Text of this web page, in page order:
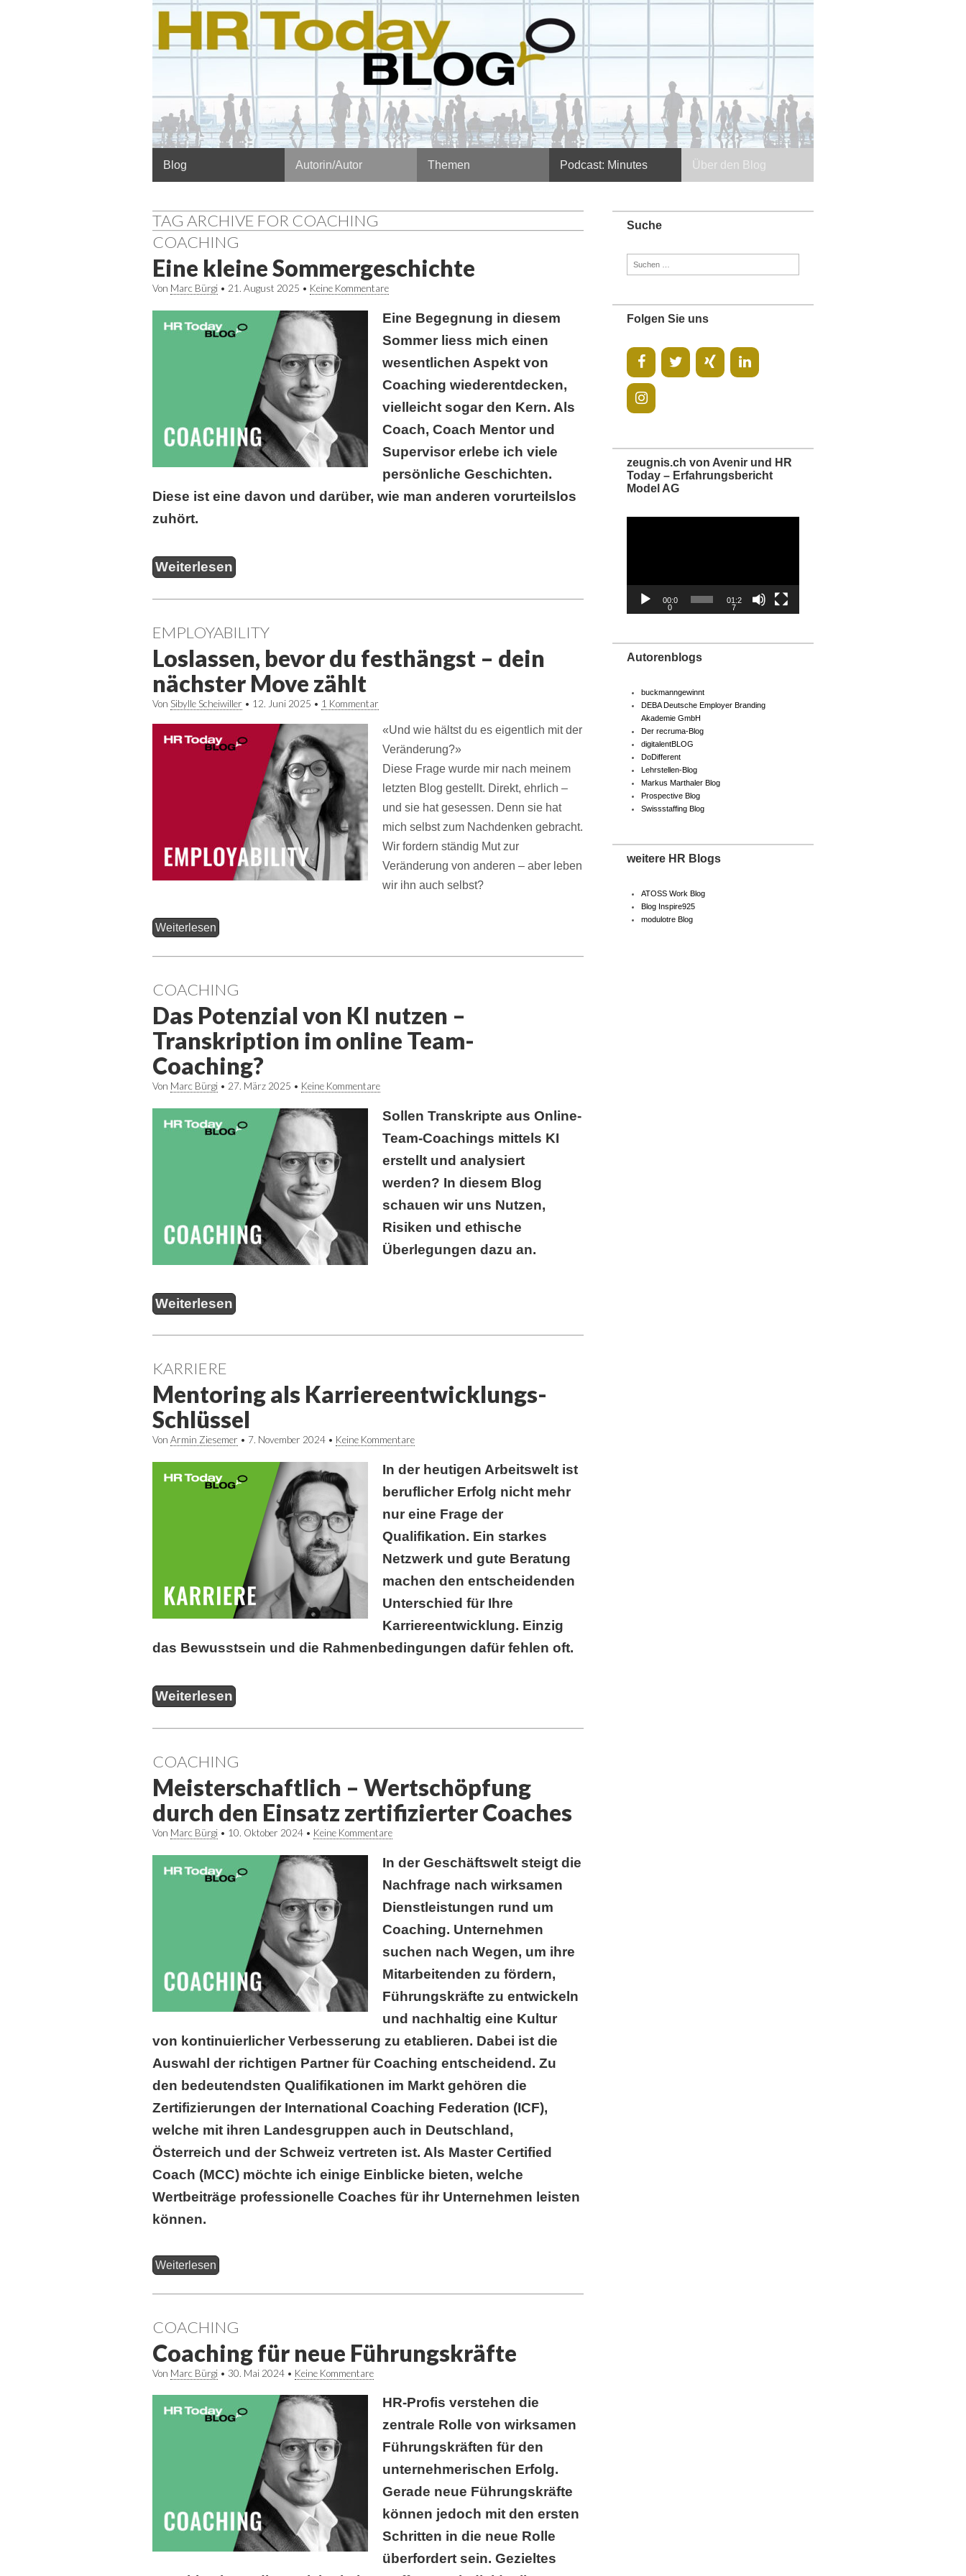
Hauptmenü
Blog Autorin/Autor Themen Podcast: Minutes Über den Blog
TAG ARCHIVE FOR COACHING
COACHING
Eine kleine Sommergeschichte
Von Marc Bürgi • 21. August 2025 • Keine Kommentare
Eine Begegnung in diesem
Sommer liess mich einen
wesentlichen Aspekt von
Coaching wiederentdecken,
vielleicht sogar den Kern. Als
Coach, Coach Mentor und
Supervisor erlebe ich viele
persönliche Geschichten.
Diese ist eine davon und darüber, wie man anderen vorurteilslos
zuhört.
Weiterlesen
EMPLOYABILITY
Loslassen, bevor du festhängst – dein
nächster Move zählt
Von Sibylle Scheiwiller • 12. Juni 2025 • 1 Kommentar
«Und wie hältst du es eigentlich mit der
Veränderung?»
Diese Frage wurde mir nach meinem
letzten Blog gestellt. Direkt, ehrlich –
und sie hat gesessen. Denn sie hat
mich selbst zum Nachdenken gebracht.
Wir fordern ständig Mut zur
Veränderung von anderen – aber leben
wir ihn auch selbst?
Weiterlesen
COACHING
Das Potenzial von KI nutzen –
Transkription im online Team-
Coaching?
Von Marc Bürgi • 27. März 2025 • Keine Kommentare
Sollen Transkripte aus Online-
Team-Coachings mittels KI
erstellt und analysiert
werden? In diesem Blog
schauen wir uns Nutzen,
Risiken und ethische
Überlegungen dazu an.
Weiterlesen
KARRIERE
Mentoring als Karriereentwicklungs-
Schlüssel
Von Armin Ziesemer • 7. November 2024 • Keine Kommentare
In der heutigen Arbeitswelt ist
beruflicher Erfolg nicht mehr
nur eine Frage der
Qualifikation. Ein starkes
Netzwerk und gute Beratung
machen den entscheidenden
Unterschied für Ihre
Karriereentwicklung. Einzig
das Bewusstsein und die Rahmenbedingungen dafür fehlen oft.
Weiterlesen
COACHING
Meisterschaftlich – Wertschöpfung
durch den Einsatz zertifizierter Coaches
Von Marc Bürgi • 10. Oktober 2024 • Keine Kommentare
In der Geschäftswelt steigt die
Nachfrage nach wirksamen
Dienstleistungen rund um
Coaching. Unternehmen
suchen nach Wegen, um ihre
Mitarbeitenden zu fördern,
Führungskräfte zu entwickeln
und nachhaltig eine Kultur
von kontinuierlicher Verbesserung zu etablieren. Dabei ist die
Auswahl der richtigen Partner für Coaching entscheidend. Zu
den bedeutendsten Qualifikationen im Markt gehören die
Zertifizierungen der International Coaching Federation (ICF),
welche mit ihren Landesgruppen auch in Deutschland,
Österreich und der Schweiz vertreten ist. Als Master Certified
Coach (MCC) möchte ich einige Einblicke bieten, welche
Wertbeiträge professionelle Coaches für ihr Unternehmen leisten
können.
Weiterlesen
COACHING
Coaching für neue Führungskräfte
Von Marc Bürgi • 30. Mai 2024 • Keine Kommentare
HR-Profis verstehen die
zentrale Rolle von wirksamen
Führungskräften für den
unternehmerischen Erfolg.
Gerade neue Führungskräfte
können jedoch mit den ersten
Schritten in die neue Rolle
überfordert sein. Gezieltes
Suche
Folgen Sie uns
zeugnis.ch von Avenir und HR
Today – Erfahrungsbericht
Model AG
00:0
0
01:2
7
Autorenblogs
buckmanngewinnt
DEBA Deutsche Employer Branding
Akademie GmbH
Der recruma-Blog
digitalentBLOG
DoDifferent
Lehrstellen-Blog
Markus Marthaler Blog
Prospective Blog
Swissstaffing Blog
weitere HR Blogs
ATOSS Work Blog
Blog Inspire925
modulotre Blog